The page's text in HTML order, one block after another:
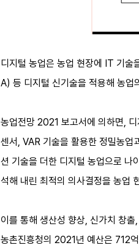
디지털 농업은 농업 현장에 IT 기술
A) 등 디지털 신기술을 적용해 농업
농업전망 2021 보고서에 의하면,
센서, VAR 기술을 활용한 정밀농업
션 기술을 더한 디지털 농업으로 나
석해 내린 최적의 의사결정을 농업
이를 통해 생산성 향상, 신가치 창
농촌진흥청의 2021년 예산은 712